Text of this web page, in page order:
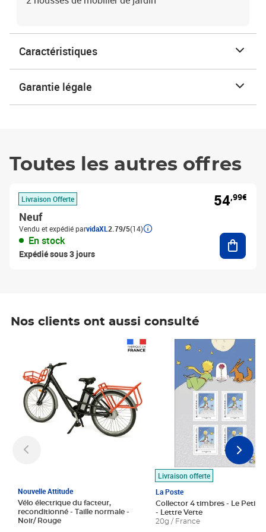
Caractéristiques
Garantie légale
Toutes les autres offres
Livraison Offerte
Neuf
Vendu et expédié parvidaXL 2.79/5(14)
En stock
Expédié sous 3 jours
54,99€
Nos clients ont aussi consulté
Nouvelle Attitude
Vélo électrique du facteur,
reconditionné - Taille normale -
Noir/ Rouge
Livraison offerte
La Poste
Collector 4 timbres - Le Petit
- Lettre Verte
20g / France
Prix 7,50€